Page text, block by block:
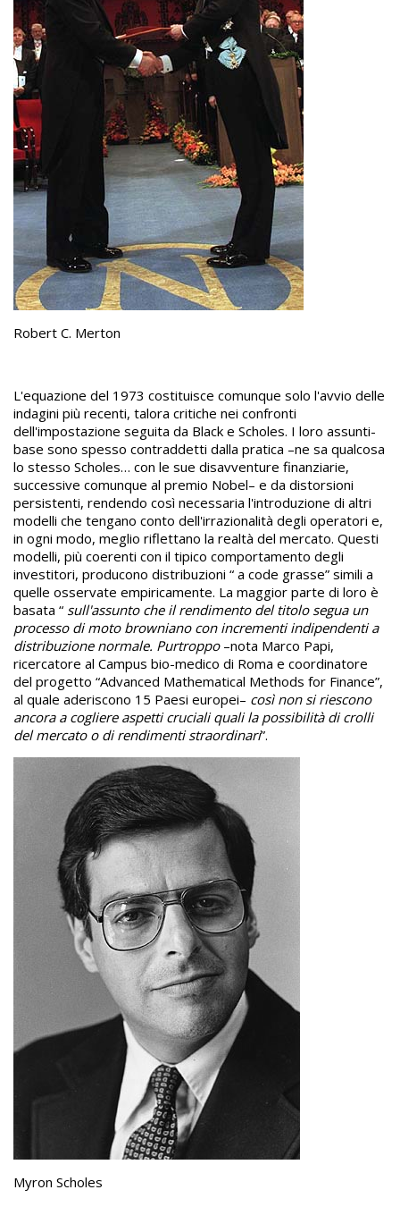
Robert C. Merton
L'equazione del 1973 costituisce comunque solo l'avvio delle
indagini più recenti, talora critiche nei confronti
dell'impostazione seguita da Black e Scholes. I loro assunti-
base sono spesso contraddetti dalla pratica –ne sa qualcosa
lo stesso Scholes… con le sue disavventure finanziarie,
successive comunque al premio Nobel– e da distorsioni
persistenti, rendendo così necessaria l'introduzione di altri
modelli che tengano conto dell'irrazionalità degli operatori e,
in ogni modo, meglio riflettano la realtà del mercato. Questi
modelli, più coerenti con il tipico comportamento degli
investitori, producono distribuzioni “ a code grasse” simili a
quelle osservate empiricamente. La maggior parte di loro è
basata “ sull'assunto che il rendimento del titolo segua un
processo di moto browniano con incrementi indipendenti a
distribuzione normale. Purtroppo –nota Marco Papi,
ricercatore al Campus bio-medico di Roma e coordinatore
del progetto “Advanced Mathematical Methods for Finance”,
al quale aderiscono 15 Paesi europei– così non si riescono
ancora a cogliere aspetti cruciali quali la possibilità di crolli
del mercato o di rendimenti straordinari”.
Myron Scholes